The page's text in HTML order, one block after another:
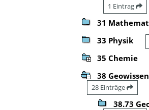
1 Eintrag
31
33 Physik
35 Chemie
38
28 Einträge
38.73